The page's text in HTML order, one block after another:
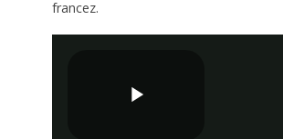
francez.